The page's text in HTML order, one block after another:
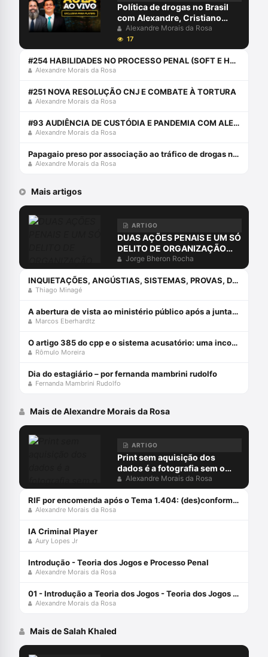
Política de drogas no Brasil
com Alexandre, Cristiano
Maronna e Emílio Figueiredo
Alexandre Morais da Rosa
17
#254 HABILIDADES NO PROCESSO PENAL (SOFT E HARD SKILLS)
Alexandre Morais da Rosa
#251 NOVA RESOLUÇÃO CNJ E COMBATE À TORTURA
Alexandre Morais da Rosa
#93 AUDIÊNCIA DE CUSTÓDIA E PANDEMIA COM ALEXANDRE E AURY
Alexandre Morais da Rosa
Papagaio preso por associação ao tráfico de drogas no Piauí?
Alexandre Morais da Rosa
Mais artigos
ARTIGO
DUAS AÇÕES PENAIS E UM SÓ
DELITO DE ORGANIZAÇÃO
CRIMINOSA?
Jorge Bheron Rocha
INQUIETAÇÕES, ANGÚSTIAS, SISTEMAS, PROVAS, DIREITO E O ERRO DA COMPREENSÃO JURÍDICA ESTUDANDO APENAS O DIREITO.
Thiago Minagé
A abertura de vista ao ministério público após a juntada da resposta à acusação
Marcos Eberhardtz
O artigo 385 do cpp e o sistema acusatório: uma incompatiblidade com a constituição federal
Rômulo Moreira
Dia do estagiário – por fernanda mambrini rudolfo
Fernanda Mambrini Rudolfo
Mais de Alexandre Morais da Rosa
ARTIGO
Print sem aquisição dos
dados é a fotografia sem o
negativo
Alexandre Morais da Rosa
RIF por encomenda após o Tema 1.404: (des)conformidades
Alexandre Morais da Rosa
IA Criminal Player
Aury Lopes Jr
Introdução - Teoria dos Jogos e Processo Penal
Alexandre Morais da Rosa
01 - Introdução a Teoria dos Jogos - Teoria dos Jogos e Processo Penal
Alexandre Morais da Rosa
Mais de Salah Khaled